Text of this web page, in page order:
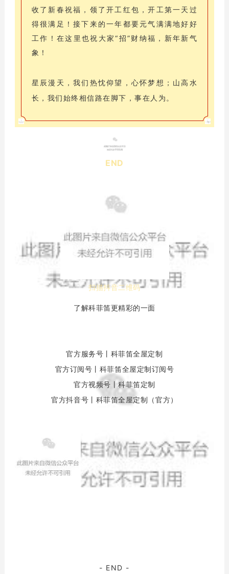
收了新春祝福，领了开工红包，开工第一天过
得很满足！接下来的一年都要元气满满地好好
工作！在这里也祝大家“招”财纳福，新年新气
象！
星辰漫天，我们热忱仰望，心怀梦想；山高水
长，我们始终相信路在脚下，事在人为。
END
扫描抖音二维码
了解科菲笛更精彩的一面
官方服务号丨科菲笛全屋定制
官方订阅号丨科菲笛全屋定制订阅号
官方视频号丨科菲笛定制
官方抖音号丨科菲笛全屋定制（官方）
- END -